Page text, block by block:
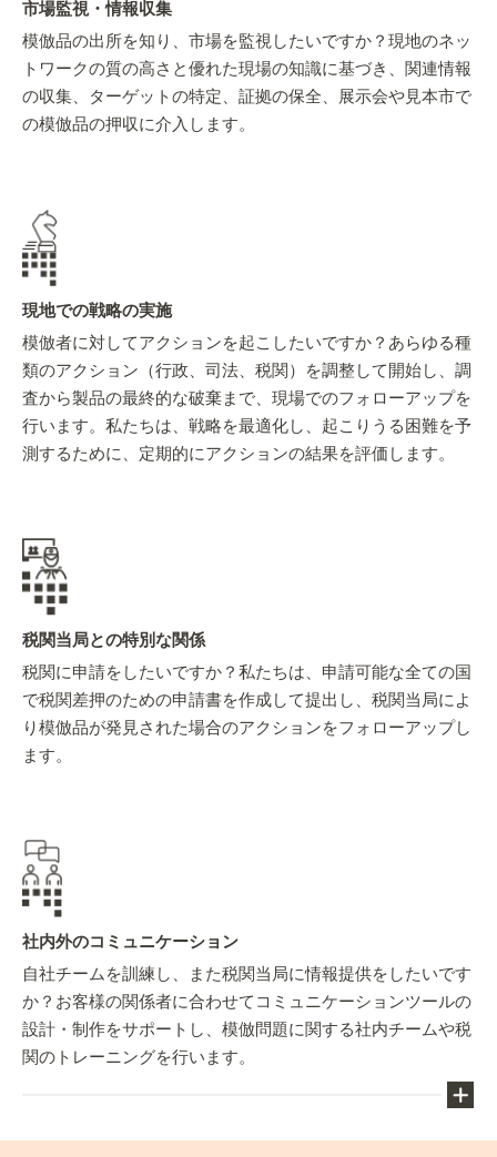
市場監視・情報収集
模倣品の出所を知り、市場を監視したいですか？現地のネッ
トワークの質の高さと優れた現場の知識に基づき、関連情報
の収集、ターゲットの特定、証拠の保全、展示会や見本市で
の模倣品の押収に介入します。
現地での戦略の実施
模倣者に対してアクションを起こしたいですか？あらゆる種
類のアクション（行政、司法、税関）を調整して開始し、調
査から製品の最終的な破棄まで、現場でのフォローアップを
行います。私たちは、戦略を最適化し、起こりうる困難を予
測するために、定期的にアクションの結果を評価します。
税関当局との特別な関係
税関に申請をしたいですか？私たちは、申請可能な全ての国
で税関差押のための申請書を作成して提出し、税関当局によ
り模倣品が発見された場合のアクションをフォローアップし
ます。
社内外のコミュニケーション
自社チームを訓練し、また税関当局に情報提供をしたいです
か？お客様の関係者に合わせてコミュニケーションツールの
設計・制作をサポートし、模倣問題に関する社内チームや税
関のトレーニングを行います。
模倣品との闘いにおいては、情報が重要な基盤で